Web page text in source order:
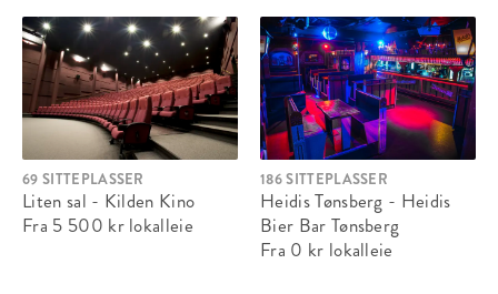
69 SITTEPLASSER
Liten sal - Kilden Kino
Fra 5 500 kr lokalleie
186 SITTEPLASSER
Heidis Tønsberg - Heidis
Bier Bar Tønsberg
Fra 0 kr lokalleie